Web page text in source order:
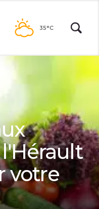
35°C
votre